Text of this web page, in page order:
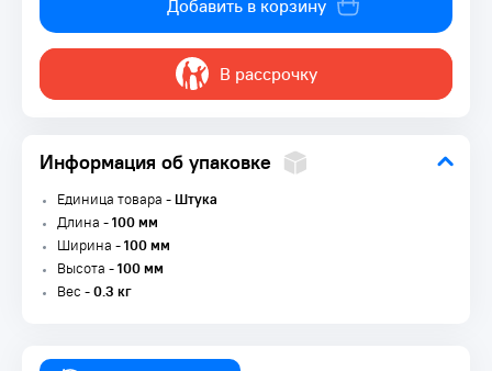
Добавить в корзину
В рассрочку
Информация об упаковке
Единица товара -Штука
Длина -100 мм
Ширина -100 мм
Высота -100 мм
Вес -0.3 кг